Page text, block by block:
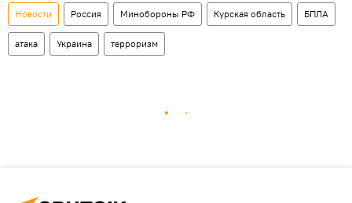
Новости Россия Минобороны РФ Курская область БПЛА
атака Украина терроризм